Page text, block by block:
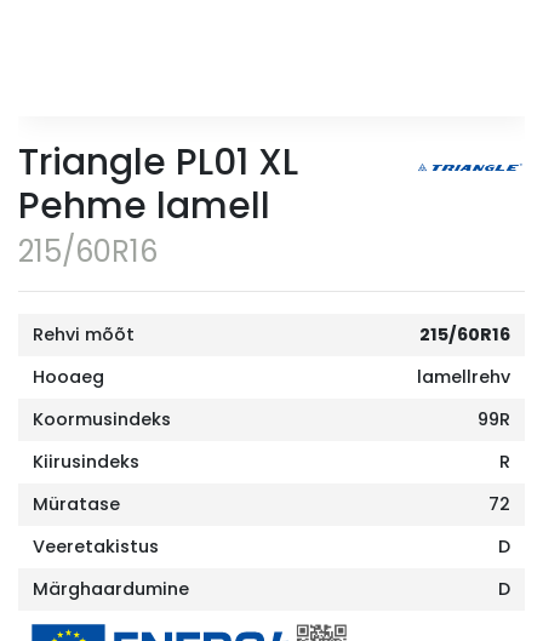
215/60R16
Triangle PL01 XL
Pehme lamell
Rehvi mõõt
215/60R16
Hooaeg
lamellrehv
Koormusindeks
99R
Kiirusindeks
R
Müratase
72
Veeretakistus
D
Märghaardumine
D